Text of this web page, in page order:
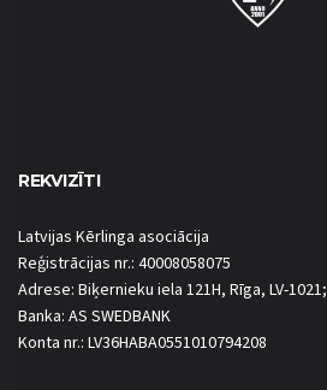
REKVIZĪTI
Latvijas Kērlinga asociācija
Reģistrācijas nr.: 40008058075
Adrese: Biķernieku iela 121H, Rīga, LV-1021;
Banka: AS SWEDBANK
Konta nr.: LV36HABA0551010794208